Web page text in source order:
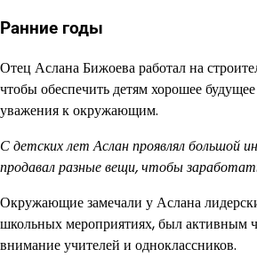
Ранние годы
Отец Аслана Бижоева работал на
чтобы обеспечить детям хорошее
уважения к окружающим.
С детских лет Аслан проявлял большой
продавал разные вещи, чтобы
Окружающие замечали у Аслана
школьных мероприятиях, был активным
внимание учителей и одноклассников.